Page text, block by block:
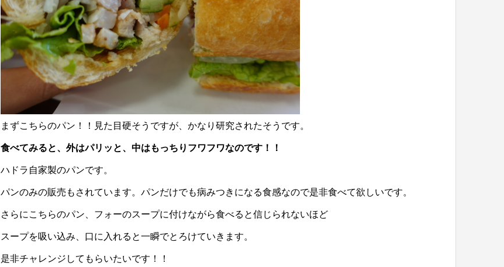
まずこちらのパン！！見た目硬そうですが、かなり研究されたそうです。
食べてみると、外はパリッと、中はもっちりフワフワなのです！！
ハドラ自家製のパンです。
パンのみの販売もされています。パンだけでも病みつきになる食感なので是非食べて欲しいです。
さらにこちらのパン、フォーのスープに付けながら食べると信じられないほど
スープを吸い込み、口に入れると一瞬でとろけていきます。
是非チャレンジしてもらいたいです！！